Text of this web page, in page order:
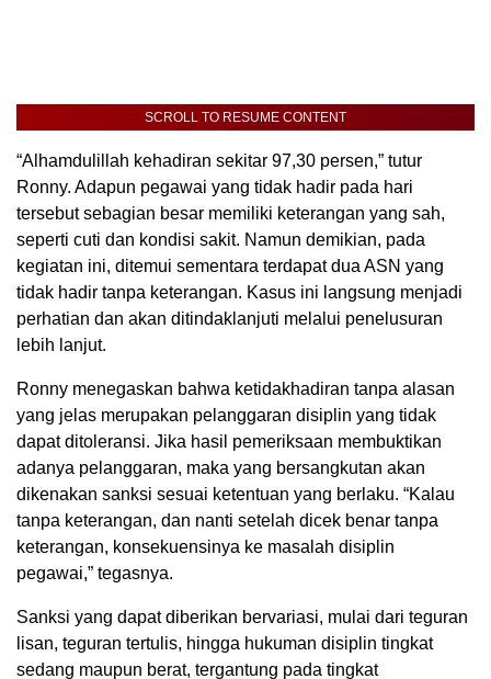
SCROLL TO RESUME CONTENT
“Alhamdulillah kehadiran sekitar 97,30 persen,” tutur
Ronny. Adapun pegawai yang tidak hadir pada hari
tersebut sebagian besar memiliki keterangan yang sah,
seperti cuti dan kondisi sakit. Namun demikian, pada
kegiatan ini, ditemui sementara terdapat dua ASN yang
tidak hadir tanpa keterangan. Kasus ini langsung menjadi
perhatian dan akan ditindaklanjuti melalui penelusuran
lebih lanjut.
Ronny menegaskan bahwa ketidakhadiran tanpa alasan
yang jelas merupakan pelanggaran disiplin yang tidak
dapat ditoleransi. Jika hasil pemeriksaan membuktikan
adanya pelanggaran, maka yang bersangkutan akan
dikenakan sanksi sesuai ketentuan yang berlaku. “Kalau
tanpa keterangan, dan nanti setelah dicek benar tanpa
keterangan, konsekuensinya ke masalah disiplin
pegawai,” tegasnya.
Sanksi yang dapat diberikan bervariasi, mulai dari teguran
lisan, teguran tertulis, hingga hukuman disiplin tingkat
sedang maupun berat, tergantung pada tingkat